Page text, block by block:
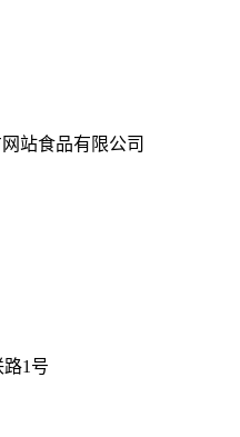
站食品有限公司
1号